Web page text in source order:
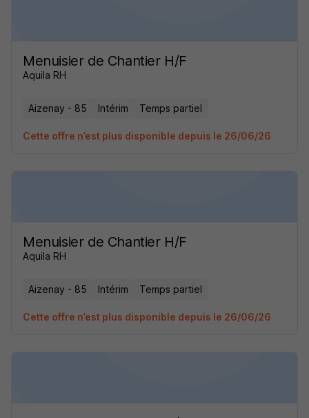
Menuisier de Chantier H/F
Aquila RH
Aizenay - 85 Intérim Temps partiel
Cette offre n’est plus disponible depuis le 26/06/26
Menuisier de Chantier H/F
Aquila RH
Aizenay - 85 Intérim Temps partiel
Cette offre n’est plus disponible depuis le 26/06/26